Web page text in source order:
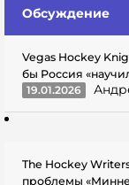
Обсуждение
Vegas Hockey
бы Россия
19.01.2026
The Hockey
проблемы